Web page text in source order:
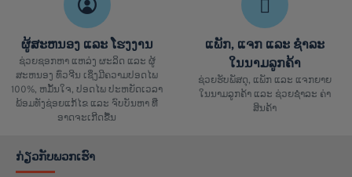
ຜູ້ສະຫນອງ ແລະ ໂຮງງານ
ຊ່ວຍຊອກຫາ ແຫລ່ງ ຜະລິດ ແລະ ຜູ້
ສະຫນອງ ທົ່ວຈີນ ເຊິ່ງມີຄວາມປອດໄພ
100%, ຫມັ້ນໃຈ, ປອດໄພ ປະຫຍັດເວລາ
ພ້ອມທັງຊ່ອຍແກ້ໄຂ ແລະ ຈົບບັນຫາ ທີ່
ອາດຈະເກີດຂື້ນ
ແພັກ, ແຈກ ແລະ ຊຳລະ
ໃນນາມລູກຄ້າ
ຊ່ວຍຮັບພັສດຸ, ແພັກ ແລະ ແຈກຍາຍ
ໃນນາມລູກຄ້າ ແລະ ຊ່ວຍຊຳລະ ຄ່າ
ສິນຄ້າ
ກ່ຽວກັບພວກເຮົາ